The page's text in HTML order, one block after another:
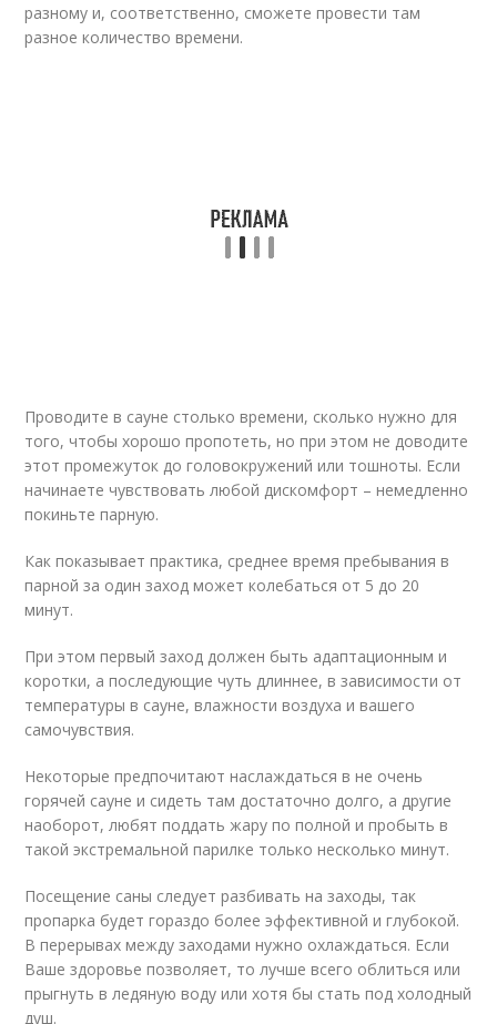
разному и, соответственно, сможете провести там
разное количество времени.
Проводите в сауне столько времени, сколько нужно для
того, чтобы хорошо пропотеть, но при этом не доводите
этот промежуток до головокружений или тошноты. Если
начинаете чувствовать любой дискомфорт – немедленно
покиньте парную.
Как показывает практика, среднее время пребывания в
парной за один заход может колебаться от 5 до 20
минут.
При этом первый заход должен быть адаптационным и
коротки, а последующие чуть длиннее, в зависимости от
температуры в сауне, влажности воздуха и вашего
самочувствия.
Некоторые предпочитают наслаждаться в не очень
горячей сауне и сидеть там достаточно долго, а другие
наоборот, любят поддать жару по полной и пробыть в
такой экстремальной парилке только несколько минут.
Посещение саны следует разбивать на заходы, так
пропарка будет гораздо более эффективной и глубокой.
В перерывах между заходами нужно охлаждаться. Если
Ваше здоровье позволяет, то лучше всего облиться или
прыгнуть в ледяную воду или хотя бы стать под холодный
душ.